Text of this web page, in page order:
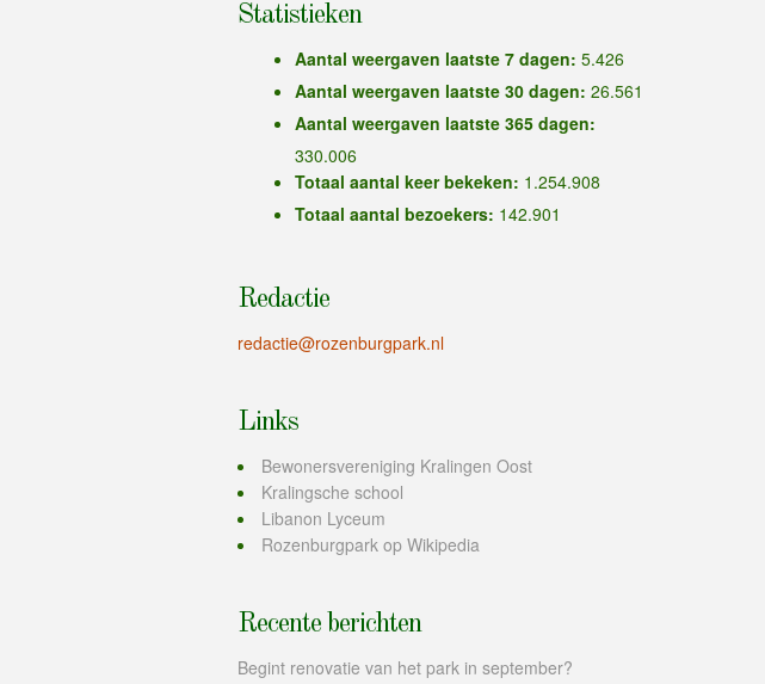
Statistieken
Aantal weergaven laatste 7 dagen: 5.426
Aantal weergaven laatste 30 dagen: 26.561
Aantal weergaven laatste 365 dagen:
330.006
Totaal aantal keer bekeken: 1.254.908
Totaal aantal bezoekers: 142.901
Redactie
redactie@rozenburgpark.nl
Links
Bewonersvereniging Kralingen Oost
Kralingsche school
Libanon Lyceum
Rozenburgpark op Wikipedia
Recente berichten
Begint renovatie van het park in september?